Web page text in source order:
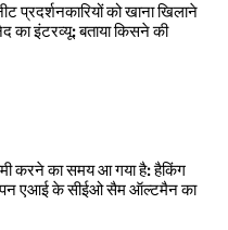
प्रदर्शनकारियों को खाना खिलाने
का इंटरव्यू: बताया किसने की
करने का समय आ गया है: हैकिंग
एआई के सीईओ सैम ऑल्टमैन का